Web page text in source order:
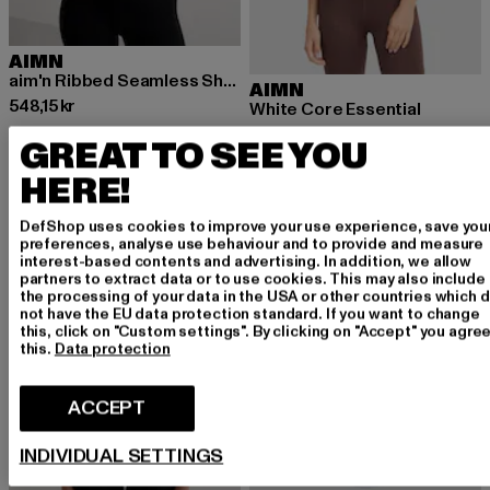
AIMN
aim'n Ribbed Seamless Shaping Bralette
548,15 kr
Nuvarande pris: 548,15 kr
AIMN
White Core Essential
519,30 kr
Nuvarande pris: 519,30 kr
577 krKampanjpris: 577 kr
-22%
GREAT TO SEE YOU
HERE!
DefShop uses cookies to improve your use experience, save
preferences, analyse use behaviour and to provide and measure
interest-based contents and advertising. In addition, we allow
partners to extract data or to use cookies. This may also include
the processing of your data in the USA or other countries which
not have the EU data protection standard. If you want to change
this, click on "Custom settings". By clicking on "Accept" you
this. Data protection
ACCEPT
INDIVIDUAL SETTINGS